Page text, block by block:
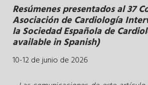
Resúmenes presentados al 37
Asociación de Cardiología
la Sociedad Española de
available in Spanish)
10-12 de junio de 2026